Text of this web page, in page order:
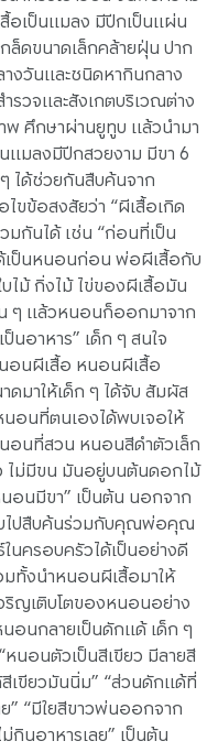
อเป็นแมลง มีปีกเป็นแผ่น
ล็ดขนาดเล็กคล้ายฝุ่น ปาก
งวันและชนิดหากินกลาง
รวจและสังเกตบริเวณต่าง
พ ศึกษาผ่านยูทูบ แล้วนำมา
แมลงมีปีกสวยงาม มีขา 6
ได้ช่วยกันสืบค้นจาก
ขข้อสงสัยว่า “ผีเสื้อเกิด
มกันได้ เช่น “ก่อนที่เป็น
ป็นหนอนก่อน พ่อผีเสื้อกับ
ไม้ กิ่งไม้ ไข่ของผีเสื้อมัน
ๆ แล้วหนอนก็ออกมาจาก
นอาหาร” เด็ก ๆ สนใจ
นผีเสื้อ หนอนผีเสื้อ
มาให้เด็ก ๆ ได้จับ สัมผัส
อนที่ตนเองได้พบเจอให้
อนที่สวน หนอนสีดำตัวเล็ก
ไม่มีขน มันอยู่บนต้นดอกไม้
อนมีขา” เป็นต้น นอกจาก
บไปสืบค้นร่วมกับคุณพ่อคุณ
นครอบครัวได้เป็นอย่างดี
มทั้งนำหนอนผีเสื้อมาให้
ริญเติบโตของหนอนอย่าง
อนกลายเป็นดักแด้ เด็ก ๆ
หนอนตัวเป็นสีเขียว มีลายสี
เขียวมันนิ่ม” “ส่วนดักแด้ที่
” “มีใยสีขาวพ่นออกจาก
นอาหารเลย” เป็นต้น